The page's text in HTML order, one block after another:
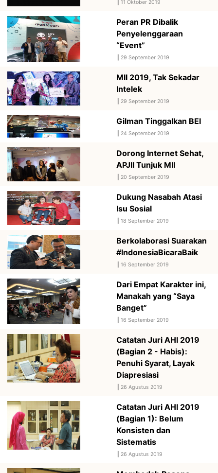
11 Oktober 2019
Peran PR Dibalik
Penyelenggaraan
“Event”
29 September 2019
MII 2019, Tak Sekadar
Intelek
29 September 2019
Gilman Tinggalkan BEI
24 September 2019
Dorong Internet Sehat,
APJII Tunjuk MII
20 September 2019
Dukung Nasabah Atasi
Isu Sosial
18 September 2019
Berkolaborasi Suarakan
#IndonesiaBicaraBaik
16 September 2019
Dari Empat Karakter ini,
Manakah yang “Saya
Banget”
16 September 2019
Catatan Juri AHI 2019
(Bagian 2 - Habis):
Penuhi Syarat, Layak
Diapresiasi
26 Agustus 2019
Catatan Juri AHI 2019
(Bagian 1): Belum
Konsisten dan
Sistematis
26 Agustus 2019